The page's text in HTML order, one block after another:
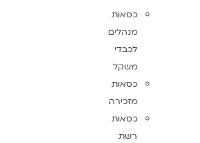
כסאות
מנהלים
לכבדי
משקל
כסאות
מזכירה
כסאות
רשת